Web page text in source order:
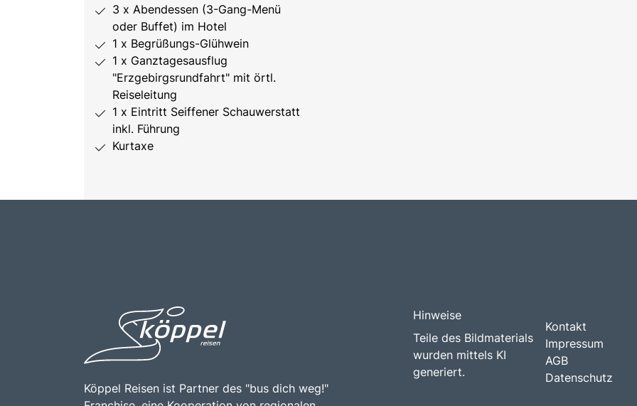
3 x Abendessen (3-Gang-Menü
oder Buffet) im Hotel
1 x Begrüßungs-Glühwein
1 x Ganztagesausflug
"Erzgebirgsrundfahrt" mit örtl.
Reiseleitung
1 x Eintritt Seiffener Schauwerstatt
inkl. Führung
Kurtaxe
Köppel Reisen ist Partner des "bus dich weg!"
Hinweise
Teile des Bildmaterials
wurden mittels KI
generiert.
Kontakt
Impressum
AGB
Datenschutz